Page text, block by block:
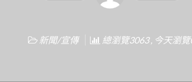
新聞/宣傳 總瀏覽3063 , 今天瀏覽